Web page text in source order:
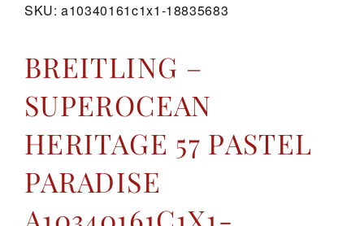
SKU:a10340161c1x1-18835683
BREITLING –
SUPEROCEAN
HERITAGE 57 PASTEL
PARADISE